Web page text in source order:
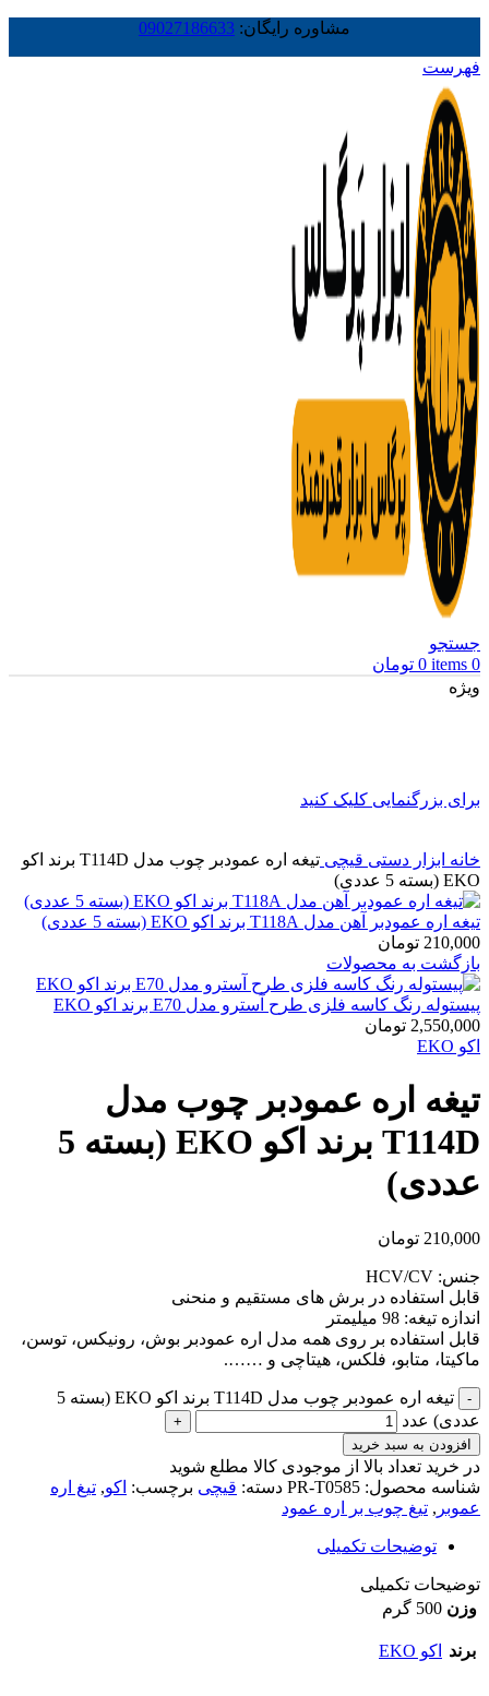
مشاوره رایگان: 09027186633
فهرست
جستجو
0
items
0 تومان
ویژه
برای بزرگنمایی کلیک کنید
خانه ابزار دستی قیچی
تیغه اره عمودبر چوب مدل T114D برند اکو
EKO (بسته 5 عددی)
تیغه اره عمودبر آهن مدل T118A برند اکو EKO (بسته 5 عددی)
210,000 تومان
بازگشت به محصولات
پیستوله رنگ کاسه فلزی طرح آسترو مدل E70 برند اکو EKO
2,550,000 تومان
اکو EKO
تیغه اره عمودبر چوب مدل
T114D برند اکو EKO (بسته 5
عددی)
210,000 تومان
جنس: HCV/CV
قابل استفاده در برش های مستقیم و منحنی
اندازه تیغه: 98 میلیمتر
قابل استفاده بر روی همه مدل اره عمودبر بوش، رونیکس، توسن،
ماکیتا، متابو، فلکس، هیتاچی و …….
تیغه اره عمودبر چوب مدل T114D برند اکو EKO (بسته 5
عددی) عدد
افزودن به سبد خرید
در خرید تعداد بالا از موجودی کالا مطلع شوید
شناسه محصول: PR-T0585 دسته: قیچی برچسب: اکو, تیغ اره
عموبر , تیغ چوب بر اره عمود
توضیحات تکمیلی
توضیحات تکمیلی
وزن 500 گرم
برند اکو EKO